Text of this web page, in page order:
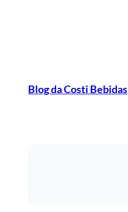
Blog da Costi Bebidas